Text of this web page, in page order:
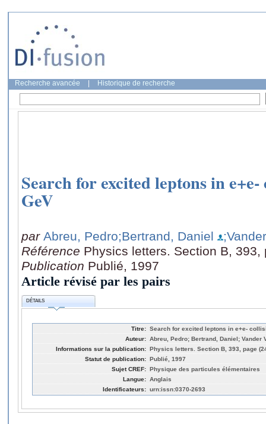
Recherche avancée Historique de recherche
Search for excited leptons in
GeV
par Abreu, Pedro;Bertrand, Daniel
Référence Physics letters. Section B, 393,
Publication Publié, 1997
Article révisé par les pairs
DÉTAILS
Titre: Search for excited leptons in e+e-
Auteur: Abreu, Pedro; Bertrand, Daniel; Vander
Informations sur la publication: Physics letters. Section B, 393, page
Statut de publication: Publié, 1997
Sujet CREF: Physique des particules élémentaires
Langue: Anglais
Identificateurs: urn:issn:0370-2693